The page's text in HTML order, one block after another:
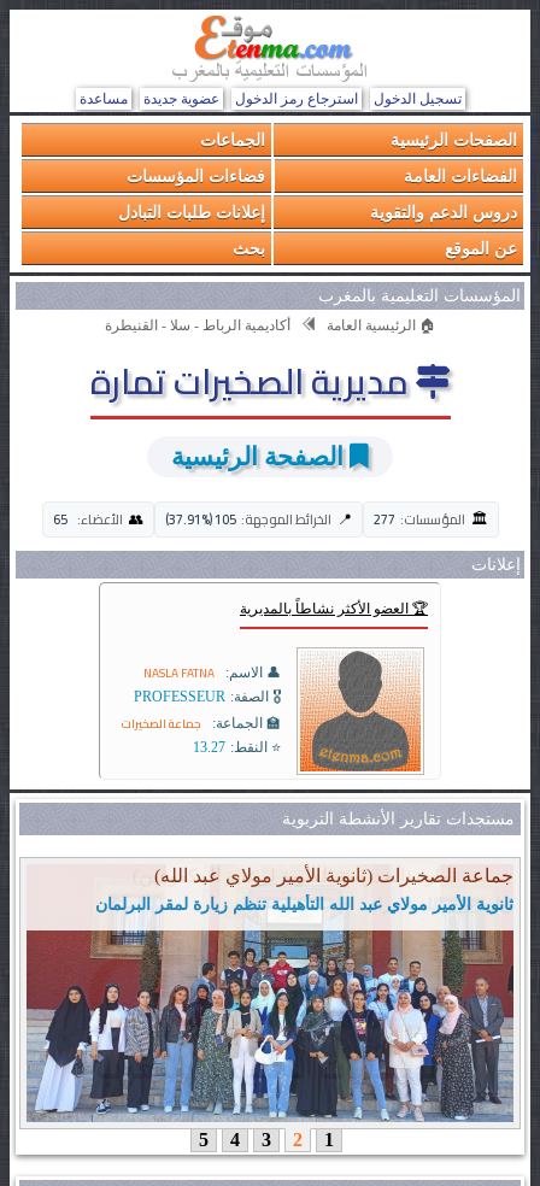
تسجيل الدخول استرجاع رمز الدخول عضوية جديدة مساعدة
الصفحات الرئيسية
الجماعات
الفضاءات العامة
فضاءات المؤسسات
دروس الدعم والتقوية
إعلانات طلبات التبادل
عن الموقع
بحث
المؤسسات التعليمية بالمغرب
🏠 الرئيسية العامة أكاديمية الرباط - سلا - القنيطرة
مديرية الصخيرات تمارة
الصفحة الرئيسية
🏛️ المؤسسات: 277
📍 الخرائط الموجهة: 105 (37.91%)
👥 الأعضاء: 65
إعلانات
🏆 العضو الأكثر نشاطاً بالمديرية
👤 الاسم: NASLA FATNA
🎖️ الصفة: PROFESSEUR
🏫 الجماعة:
جماعة الصخيرات
⭐ النقط: 13.27
مستجدات تقارير الأنشطة التربوية
جماعة تمارة (المدرسة العلوية لرعاية المكفوفين)
زيارة بيت الله الحرام
1
2
3
4
5